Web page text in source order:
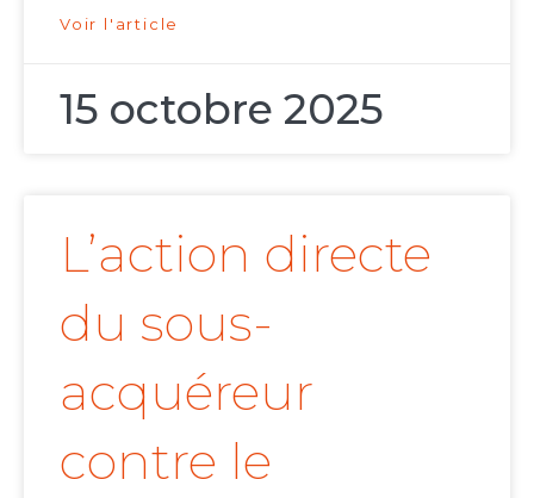
Voir l'article
15 octobre 2025
L’action directe
du sous-
acquéreur
contre le